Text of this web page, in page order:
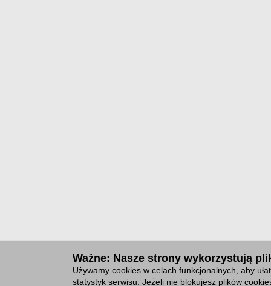
Ważne: Nasze strony wykorzystują
Używamy cookies w celach funkcjonalnych, aby
statystyk serwisu. Jeżeli nie blokujesz plików